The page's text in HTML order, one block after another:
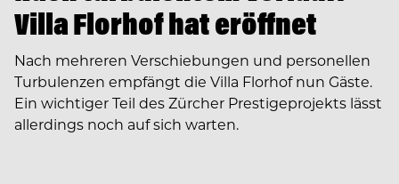
Villa Florhof hat eröffnet
Nach mehreren Verschiebungen und personellen
Turbulenzen empfängt die Villa Florhof nun Gäste.
Ein wichtiger Teil des Zürcher Prestigeprojekts lässt
allerdings noch auf sich warten.